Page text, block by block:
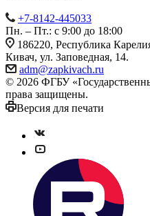
+7-8142-445033
Пн. – Пт.: с 9:00 до 18:00
186220, Республика
Кивач, ул. Заповедная, 14.
adm@zapkivach.ru
© 2026 ФГБУ
права защищены.
Версия для печати